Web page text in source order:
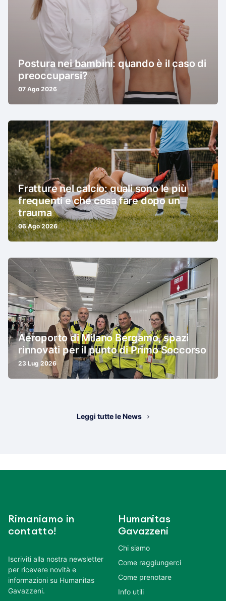
Postura nei bambini: quando è il caso di
preoccuparsi?
07 Ago 2026
Fratture nel calcio: quali sono le più
frequenti e che cosa fare dopo un
trauma
06 Ago 2026
Aeroporto di Milano Bergamo, spazi
rinnovati per il punto di Primo Soccorso
23 Lug 2026
Leggi tutte le News
Rimaniamo in
contatto!
Iscriviti alla nostra newsletter
per ricevere novità e
informazioni su Humanitas
Gavazzeni.
Humanitas
Gavazzeni
Chi siamo
Come raggiungerci
Come prenotare
Info utili